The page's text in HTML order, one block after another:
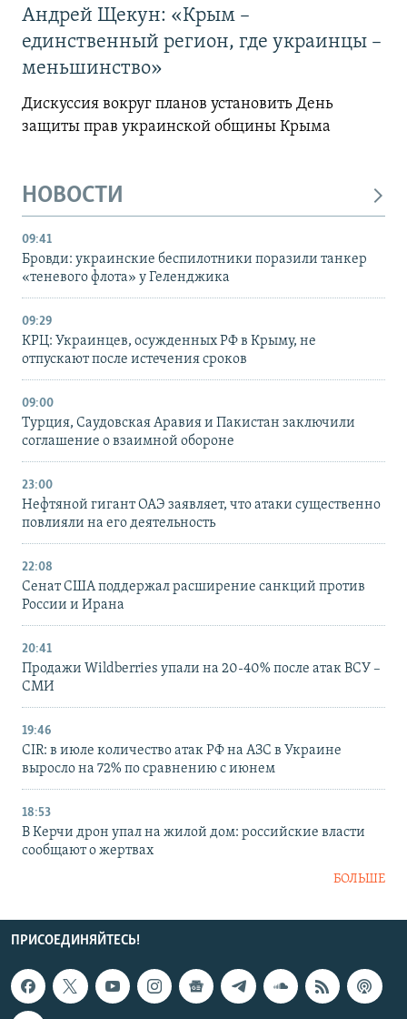
Андрей Щекун: «Крым –
единственный регион, где украинцы –
меньшинство»
Дискуссия вокруг планов установить День
защиты прав украинской общины Крыма
НОВОСТИ
09:41
Бровди: украинские беспилотники поразили танкер
«теневого флота» у Геленджика
09:29
КРЦ: Украинцев, осужденных РФ в Крыму, не
отпускают после истечения сроков
09:00
Турция, Саудовская Аравия и Пакистан заключили
соглашение о взаимной обороне
23:00
Нефтяной гигант ОАЭ заявляет, что атаки существенно
повлияли на его деятельность
22:08
Сенат США поддержал расширение санкций против
России и Ирана
20:41
Продажи Wildberries упали на 20-40% после атак ВСУ –
СМИ
19:46
CIR: в июле количество атак РФ на АЗС в Украине
выросло на 72% по сравнению с июнем
18:53
В Керчи дрон упал на жилой дом: российские власти
сообщают о жертвах
БОЛЬШЕ
ПРИСОЕДИНЯЙТЕСЬ!